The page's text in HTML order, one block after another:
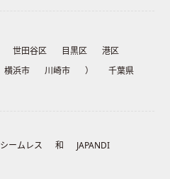
世田谷区 目黒区
港区
横浜市 川崎市 ）
千葉県
シームレス 和
JAPANDI